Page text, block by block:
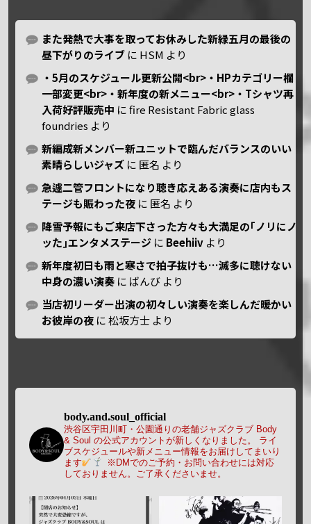
また発熱で大事を取ってお休みした新緑五月の最後の
昼下がりのライブ に HSM より
・5月のスケジュール更新公開<br>・HPカテゴリー欄
一部変更<br>・新年度の新メニュー<br>・Tシャツ再
入荷好評販売中 にfire Resistant Fabric glass
foundries より
新編成新メンバー新ユニットで臨んだバランスのいい
素晴らしいジャズ に 匿名 より
急遽二管フロントになり聴き応えある演奏に店内もス
テージも賑わった夜 に 匿名 より
降雪予報にもご来店下さった方々も大満足の｢ノリにノ
ッた｣エンタメステージ に Beehiiv より
新年度初日も雨と寒さで拍子抜けも…滅多に聴けない
中身の濃い演奏 に ばんび より
当店初リーダー出演の初々しい演奏を楽しんだ暖かい
お彼岸の夜 に松坂方士 より
body.and.soul_official
渋谷区宇田川町・公園通りの老舗ジャズクラブ Body
& Soul の公式アカウントが新しくなりました。
ライ
ブスケジュールや新メニュー情報をお届けしてまいり
ます
※DMでのご予約・お問い合わせには対応
しておりません。ご了承くださいませ。